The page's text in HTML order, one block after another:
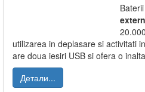
utilizarea in deplasare si activitati
are doua iesiri USB si ofera o
Детали...